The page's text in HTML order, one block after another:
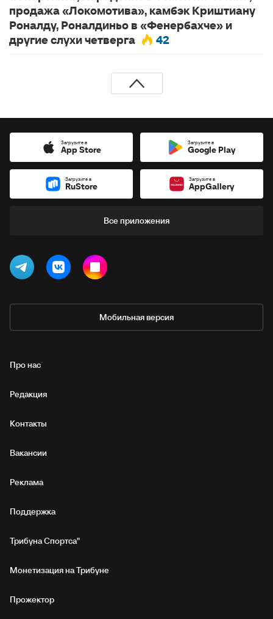
продажа «Локомотива», камбэк Криштиану
Роналду, Роналдиньо в «Фенербахче» и
другие слухи четверга
42
Загрузите в
App Store
Загрузите в
Google Play
Загрузите в
RuStore
Загрузите в
AppGallery
Все приложения
Мобильная версия
Про нас
Редакция
Контакты
Вакансии
Реклама
Поддержка
Трибуна Спортса"
Монетизация на Трибуне
Прожектор